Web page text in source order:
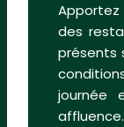
des
présents
journée
affluence.